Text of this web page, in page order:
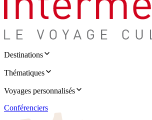
Destinations
Thématiques
Voyages personnalisés
Conférenciers